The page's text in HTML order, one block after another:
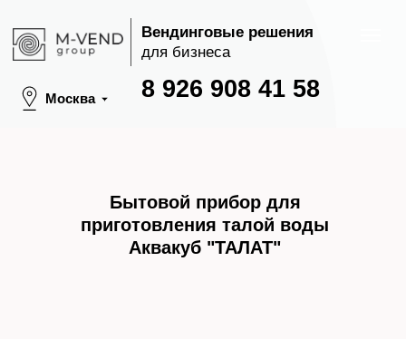
8 926 908 41 58
Вендинговые решения
для бизнеса
Бытовой прибор для
приготовления талой воды
Аквакуб "ТАЛАТ"